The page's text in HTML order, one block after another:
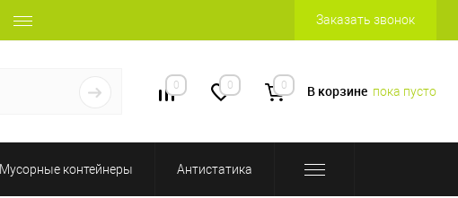
Заказать звонок
0 0 0 В корзине пока пусто
Мусорные контейнеры Антистатика